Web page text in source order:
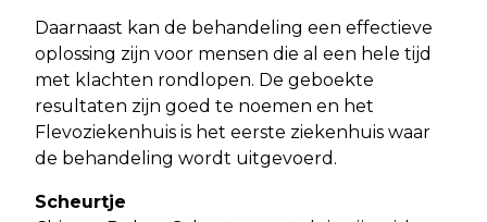
Daarnaast kan de behandeling een effectieve
oplossing zijn voor mensen die al een hele tijd
met klachten rondlopen. De geboekte
resultaten zijn goed te noemen en het
Flevoziekenhuis is het eerste ziekenhuis waar
de behandeling wordt uitgevoerd.
Scheurtje